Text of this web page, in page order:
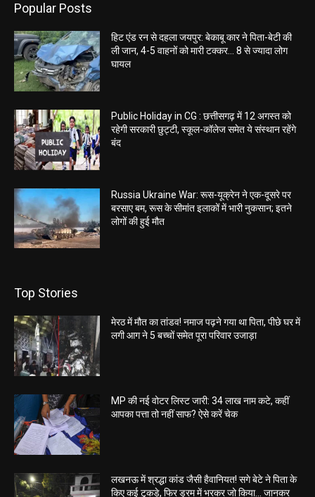
Popular Posts
हिट एंड रन से दहला जयपुर: बेकाबू कार ने पिता-बेटी की
ली जान, 4-5 वाहनों को मारी टक्कर… 8 से ज्यादा लोग
घायल
Public Holiday in CG : छत्तीसगढ़ में 12 अगस्त को
रहेगी सरकारी छुट्टी, स्कूल-कॉलेज समेत ये संस्थान रहेंगे
बंद
Russia Ukraine War: रूस-यूक्रेन ने एक-दूसरे पर
बरसाए बम, रूस के सीमांत इलाकों में भारी नुकसान; इतने
लोगों की हुई मौत
Top Stories
मेरठ में मौत का तांडव! नमाज पढ़ने गया था पिता, पीछे घर में
लगी आग ने 5 बच्चों समेत पूरा परिवार उजाड़ा
MP की नई वोटर लिस्ट जारी: 34 लाख नाम कटे, कहीं
आपका पत्ता तो नहीं साफ? ऐसे करें चेक
लखनऊ में श्रद्धा कांड जैसी हैवानियत! सगे बेटे ने पिता के
किए कई टुकड़े, फिर ड्रम में भरकर जो किया… जानकर